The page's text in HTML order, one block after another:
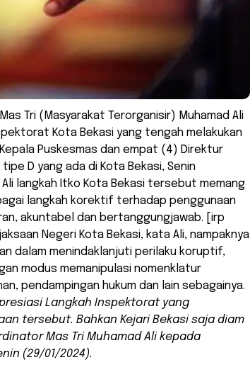
Mas Tri (Masyarakat Terorganisir) Muhamad Ali
Kota Bekasi yang tengah melakukan
Puskesmas dan empat (4) Direktur
tipe D yang ada di Kota Bekasi, Senin
langkah Itko Kota Bekasi tersebut memang
langkah korektif terhadap penggunaan
akuntabel dan bertanggungjawab. [irp
Negeri Kota Bekasi, kata Ali, nampaknya
dalam menindaklanjuti perilaku koruptif,
modus memanipulasi nomenklatur
pendampingan hukum dan lain sebagainya.
Langkah Inspektorat yang
tersebut. Bahkan Kejari Bekasi saja diam
Mas Tri Muhamad Ali kepada
(29/01/2024).